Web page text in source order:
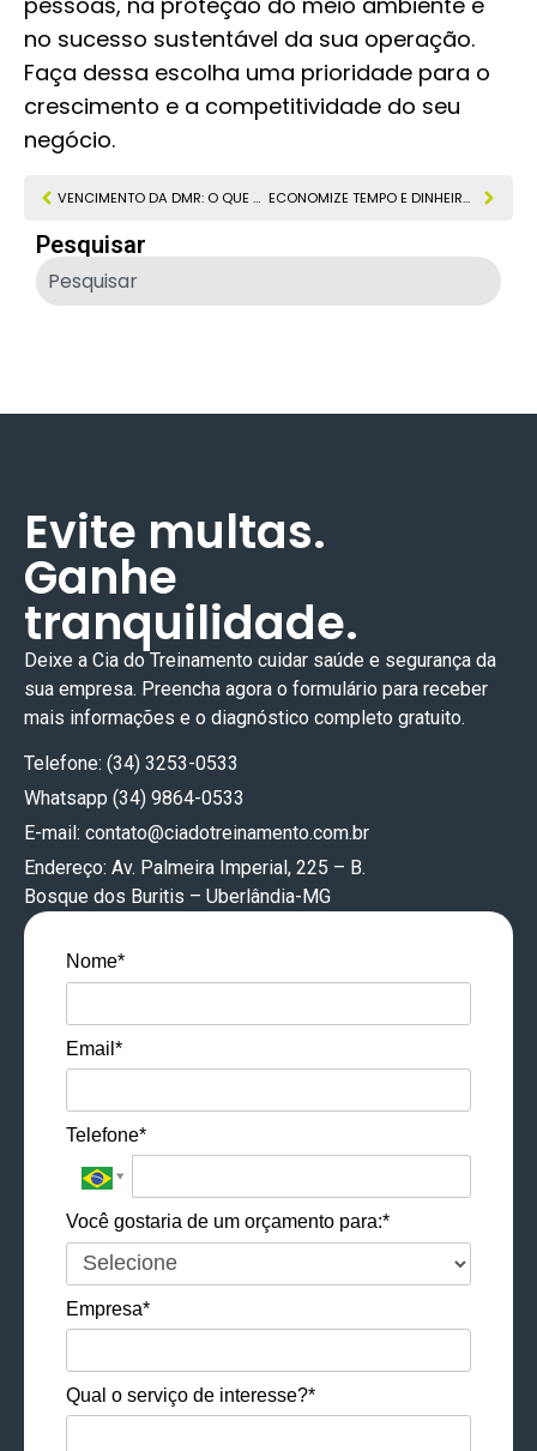
no sucesso sustentável da sua operação.
Faça dessa escolha uma prioridade para o
crescimento e a competitividade do seu
negócio.
VENCIMENTO DA DMR: O QUE SUA EMPRESA ARRISCA AO PERDER ESSE PRAZO? ECONOMIZE TEMPO E DINHEIRO: VEJA O ROI DA TERCEIRIZAÇÃO DE SST E MEIO AMBIENTE
Pesquisar
Evite multas.
Ganhe
tranquilidade.
Deixe a Cia do Treinamento cuidar saúde e segurança da
sua empresa. Preencha agora o formulário para receber
mais informações e o diagnóstico completo gratuito.
Telefone: (34) 3253-0533
Whatsapp (34) 9864-0533
E-mail: contato@ciadotreinamento.com.br
Endereço: Av. Palmeira Imperial, 225 – B.
Bosque dos Buritis – Uberlândia-MG
Nome*
Email*
Telefone*
Você gostaria de um orçamento para:*
Empresa*
Qual o serviço de interesse?*